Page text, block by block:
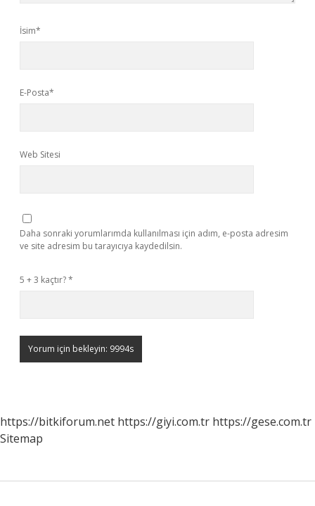
İsim*
E-Posta*
Web Sitesi
Daha sonraki yorumlarımda kullanılması için adım, e-posta adresim
ve site adresim bu tarayıcıya kaydedilsin.
5 + 3 kaçtır?*
https://bitkiforum.net https://giyi.com.tr https://gese.com.tr
Sitemap